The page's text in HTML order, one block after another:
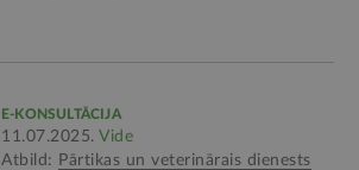
E-KONSULTĀCIJA
11.07.2025. Vide
Atbild: Pārtikas un veterinārais dienests